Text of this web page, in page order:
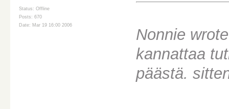
Status: Offline
Posts: 670
Date: Mar 19 16:00 2006
Nonnie
kannattaa
päästä.